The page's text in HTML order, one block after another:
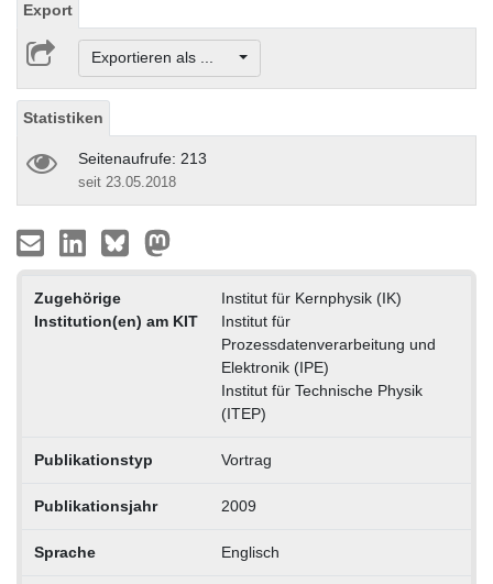
Export
Exportieren als ...
Statistiken
Seitenaufrufe: 213
seit 23.05.2018
Zugehörige
Institution(en) am KIT
Institut für Kernphysik (IK)
Institut für
Prozessdatenverarbeitung und
Elektronik (IPE)
Institut für Technische Physik
(ITEP)
Publikationstyp Vortrag
Publikationsjahr 2009
Sprache Englisch